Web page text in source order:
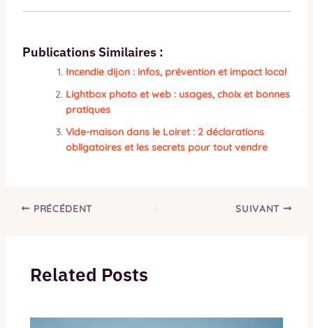
Publications Similaires :
Incendie dijon : infos, prévention et impact local
Lightbox photo et web : usages, choix et bonnes
pratiques
Vide-maison dans le Loiret : 2 déclarations
obligatoires et les secrets pour tout vendre
PRÉCÉDENT SUIVANT
Related Posts